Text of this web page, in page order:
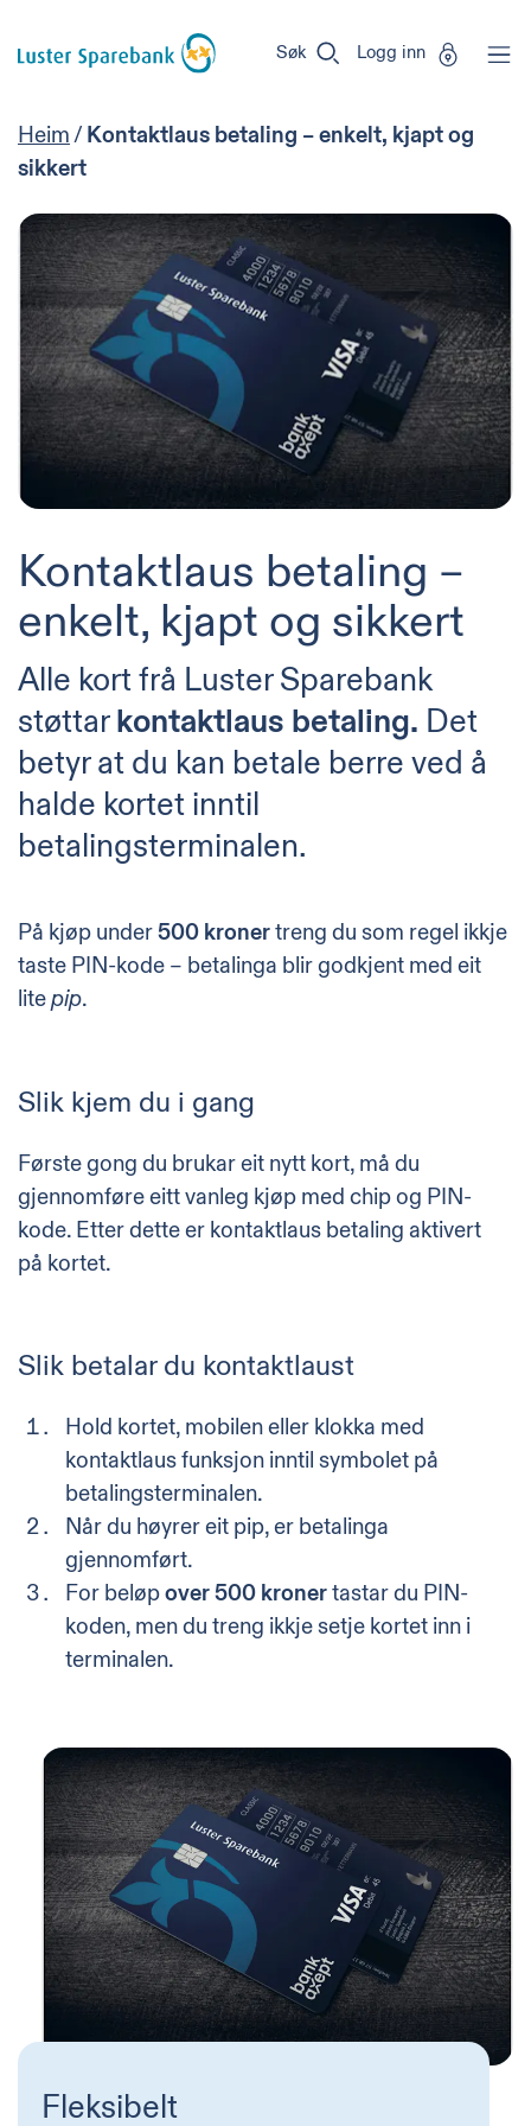
Sparebank
Søk Logg inn
Heim/ Kontaktlaus betaling – enkelt, kjapt og
sikkert
Kontaktlaus betaling –
enkelt, kjapt og sikkert
Alle kort frå Luster Sparebank
støttarkontaktlaus betaling. Det
betyr at du kan betale berre ved å
halde kortet inntil
betalingsterminalen.
På kjøp under500 kronertreng du som regel ikkje
taste PIN-kode – betalinga blir godkjent med eit
lite pip.
Slik kjem du i gang
Første gong du brukar eit nytt kort, må du
gjennomføre eitt vanleg kjøp med chip og PIN-
kode. Etter dette er kontaktlaus betaling aktivert
på kortet.
Slik betalar du kontaktlaust
Hold kortet, mobilen eller klokka med
kontaktlaus funksjon inntil symbolet på
betalingsterminalen.
Når du høyrer eit pip, er betalinga
gjennomført.
For beløpover 500 kronertastar du PIN-
koden, men du treng ikkje setje kortet inn i
terminalen.
Fleksibelt
er
Miljøfyrtårn-